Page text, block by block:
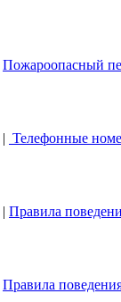
Пожароопасный
| Телефонные
| Правила
Правила